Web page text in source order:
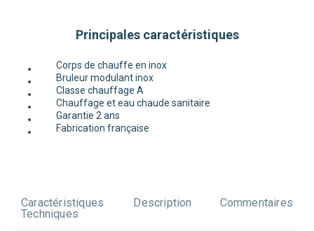
Principales caractéristiques
Corps de chauffe en inox
Bruleur modulant inox
Classe chauffage A
Chauffage et eau chaude sanitaire
Garantie 2 ans
Fabrication française
Caractéristiques
Techniques
Description Commentaires